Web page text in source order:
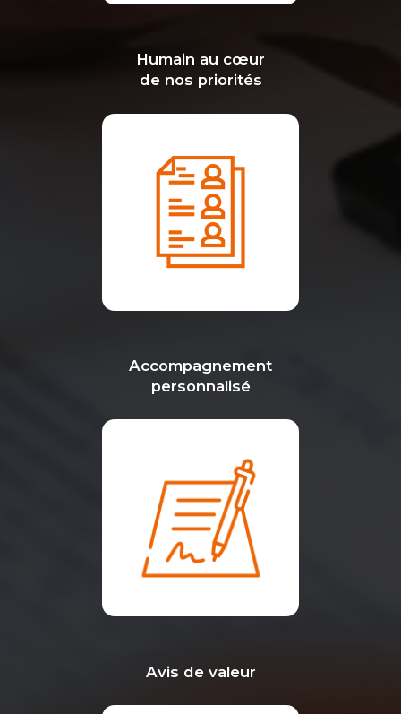
Humain au cœur
de nos priorités
Accompagnement
personnalisé
Avis de valeur